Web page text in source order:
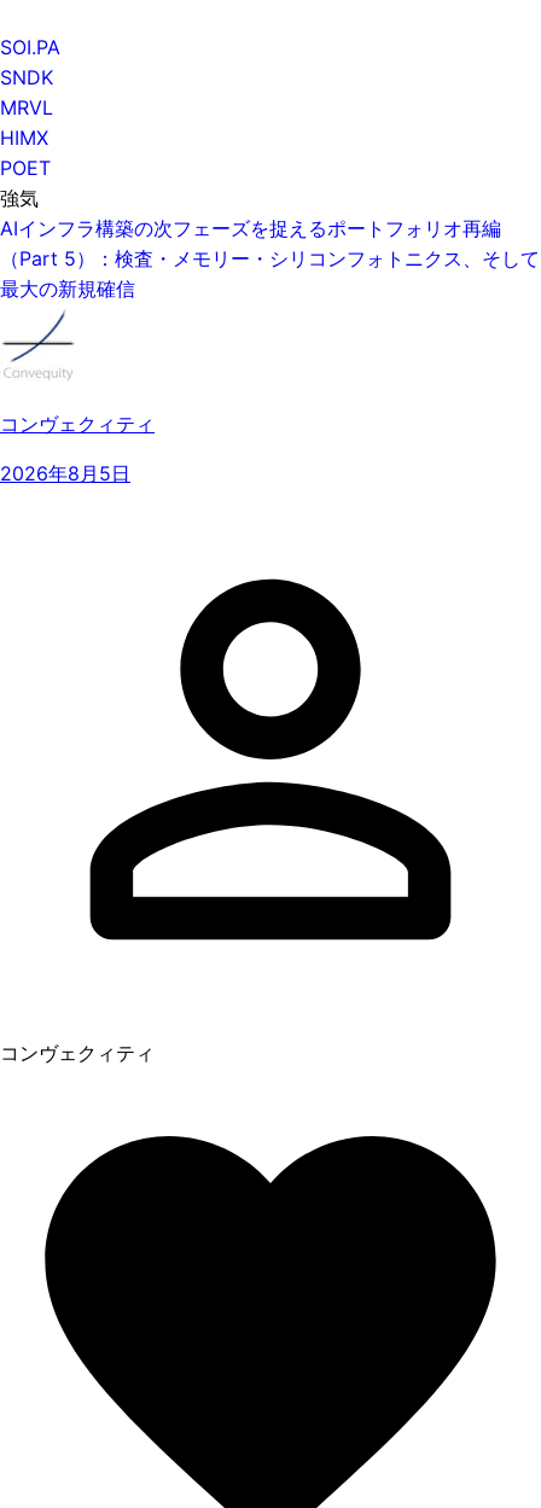
SOI.PA
SNDK
MRVL
HIMX
POET
強気
AIインフラ構築の次フェーズを捉えるポートフォリオ再編
（Part 5）：検査・メモリー・シリコンフォトニクス、そして
最大の新規確信
コンヴェクィティ
2026年8月5日
コンヴェクィティ